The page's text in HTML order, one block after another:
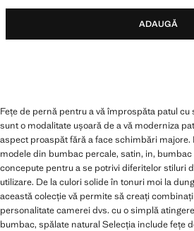
ADAUGĂ
Fețe de pernă pentru a vă împrospăta patul
sunt o modalitate ușoară de a vă moderniza
aspect proaspăt fără a face schimbări majore.
modele din bumbac percale, satin, in,
concepute pentru a se potrivi diferitelor stiluri
utilizare. De la culori solide în tonuri moi la
această colecție vă permite să creați
personalitate camerei dvs. cu o simplă
bumbac, spălate natural Selecția include fețe